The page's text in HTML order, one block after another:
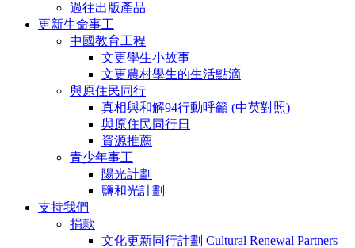
過往出版產品
更新生命事工
中國教育工程
文更學生小故事
文更農村學生的生活點滴
與原住民同行
真相與和解94行動呼籲 (中英對照)
與原住民同行日
資源推薦
青少年事工
陽光計劃
鹽和光計劃
支持我們
捐款
文化更新同行計劃 Cultural Renewal Partners